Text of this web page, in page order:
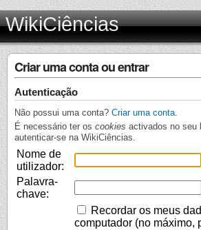
WikiCiências
Criar uma conta ou entrar
Autenticação
Não possui uma conta? Criar uma conta
É necessário ter os cookies activados no seu
autenticar-se na WikiCiências.
Nome de
utilizador:
Palavra-
chave:
Recordar os meus
computador (no máximo,